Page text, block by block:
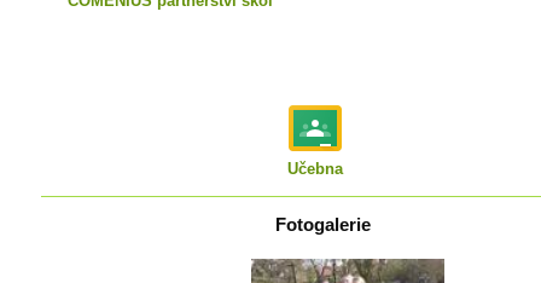
Učebna
Fotogalerie